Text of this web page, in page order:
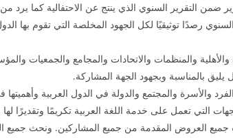
ضمن التقرير السنوي الذي ينتج عن الاحتفالية كما يرد
رصدًا توثيقيًا لكل الجهود المخلصة التي تقوم بها
والمنظمات والاتحادات والمجامع والجمعيات
بالمناسبة وبجهود الجهة المشاركة.
والأسرة والمجتمع والدولة في الدول العربية
التي تعمل على خدمة اللغة العربية تكريمًا وتقديرًا
جميع العروض المقدمة من جميع المشاركين. ونحث جميع